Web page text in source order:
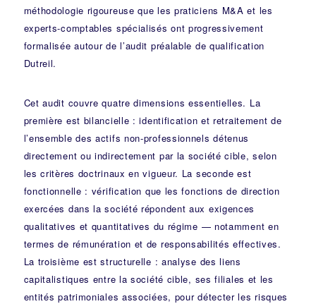
méthodologie rigoureuse que les praticiens M&A et les
experts-comptables spécialisés ont progressivement
formalisée autour de l’audit préalable de qualification
Dutreil.
Cet audit couvre quatre dimensions essentielles. La
première est bilancielle : identification et retraitement de
l’ensemble des actifs non-professionnels détenus
directement ou indirectement par la société cible, selon
les critères doctrinaux en vigueur. La seconde est
fonctionnelle : vérification que les fonctions de direction
exercées dans la société répondent aux exigences
qualitatives et quantitatives du régime — notamment en
termes de rémunération et de responsabilités effectives.
La troisième est structurelle : analyse des liens
capitalistiques entre la société cible, ses filiales et les
entités patrimoniales associées, pour détecter les risques